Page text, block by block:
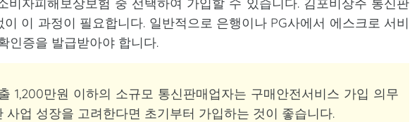
비자피해보상보험 중 선택하여 가입할 수 있습니다. 김포비상주 통신판
이 과정이 필요합니다. 일반적으로 은행이나 PG사에서 에스크로 서비
인증을 발급받아야 합니다.
1,200만원 이하의 소규모 통신판매업자는 구매안전서비스 가입 의무
사업 성장을 고려한다면 초기부터 가입하는 것이 좋습니다.